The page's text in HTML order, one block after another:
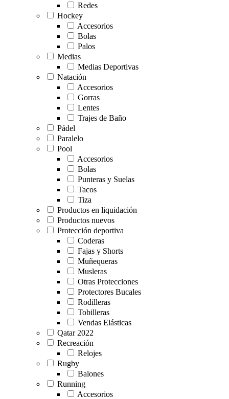
Redes
Hockey
Accesorios
Bolas
Palos
Medias
Medias Deportivas
Natación
Accesorios
Gorras
Lentes
Trajes de Baño
Pádel
Paralelo
Pool
Accesorios
Bolas
Punteras y Suelas
Tacos
Tiza
Productos en liquidación
Productos nuevos
Protección deportiva
Coderas
Fajas y Shorts
Muñequeras
Musleras
Otras Protecciones
Protectores Bucales
Rodilleras
Tobilleras
Vendas Elásticas
Qatar 2022
Recreación
Relojes
Rugby
Balones
Running
Accesorios